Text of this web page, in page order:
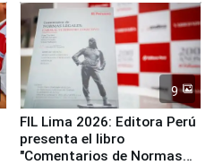
Panamericanos Lima 2027
9
FIL Lima 2026: Editora Perú
presenta el libro
"Comentarios de Normas